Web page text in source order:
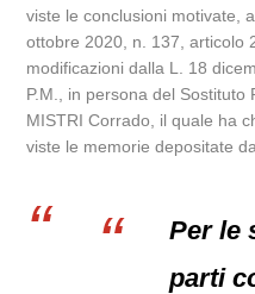
viste le conclusioni motivate,
ottobre 2020, n. 137, articolo
modificazioni dalla L. 18
P.M., in persona del Sostituto
MISTRI Corrado, il quale ha
viste le memorie depositate
Per le
parti